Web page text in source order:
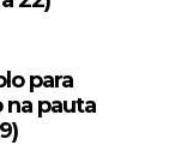
para
pauta